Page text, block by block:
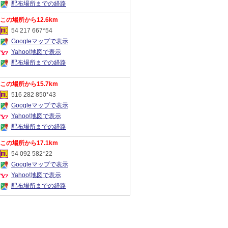
配布場所までの経路
12.6km
54 217 667*54
Googleマップで表示
Yahoo!地図で表示
配布場所までの経路
15.7km
516 282 850*43
Googleマップで表示
Yahoo!地図で表示
配布場所までの経路
17.1km
54 092 582*22
Googleマップで表示
Yahoo!地図で表示
配布場所までの経路